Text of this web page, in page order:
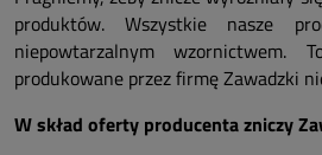
produktów. Wszystkie nasze
niepowtarzalnym wzornictwem.
produkowane przez firmę Zawadzki
W skład oferty producenta zniczy